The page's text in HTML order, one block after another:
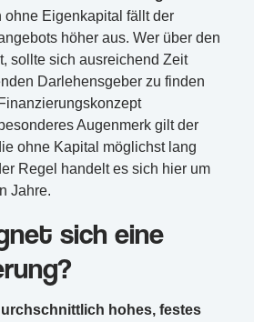
ohne Eigenkapital fällt der
höher aus. Wer über den
sollte sich ausreichend Zeit
Darlehensgeber zu finden
Augenmerk gilt der
ohne Kapital möglichst lang
Regel handelt es sich hier um
Jahre.
sich eine
hohes, festes